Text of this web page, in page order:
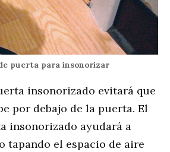
puerta para insonorizar
insonorizado evitará que
por debajo de la puerta. El
insonorizado ayudará a
tapando el espacio de aire